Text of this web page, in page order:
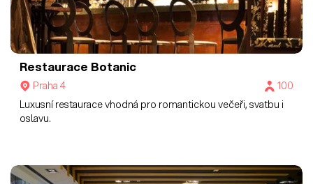
Restaurace Botanic
Praha 4
100
Luxusní restaurace vhodná pro romantickou večeři, svatbu i
oslavu.